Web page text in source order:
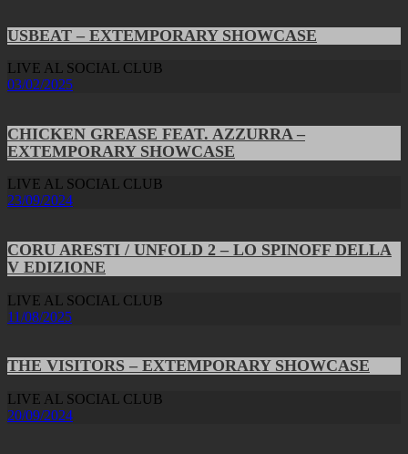
USBEAT – EXTEMPORARY SHOWCASE
LIVE AL SOCIAL CLUB
03/02/2025
CHICKEN GREASE FEAT. AZZURRA –
EXTEMPORARY SHOWCASE
LIVE AL SOCIAL CLUB
23/09/2024
CORU ARESTI / UNFOLD 2 – LO SPINOFF DELLA
V EDIZIONE
LIVE AL SOCIAL CLUB
11/08/2025
THE VISITORS – EXTEMPORARY SHOWCASE
LIVE AL SOCIAL CLUB
20/09/2024